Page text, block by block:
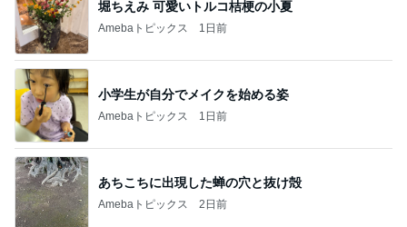
堀ちえみ 可愛いトルコ桔梗の小夏
Amebaトピックス 1日前
小学生が自分でメイクを始める姿
Amebaトピックス 1日前
あちこちに出現した蝉の穴と抜け殻
Amebaトピックス 2日前